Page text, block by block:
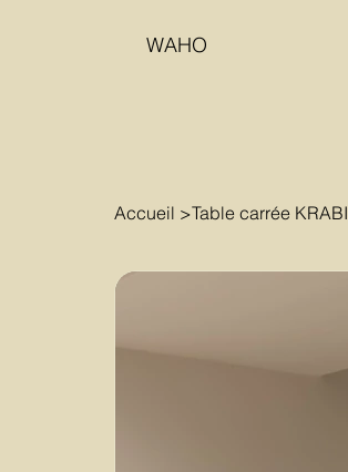
WAHO
Accueil >Table carrée KRABI